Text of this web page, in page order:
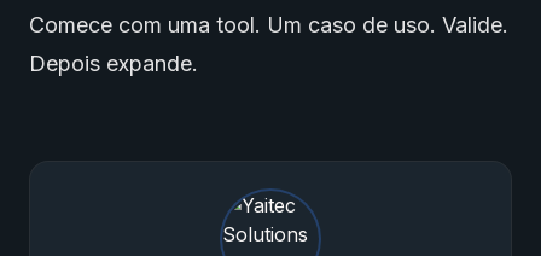
Comece com uma tool. Um caso de uso. Valide.
Depois expande.